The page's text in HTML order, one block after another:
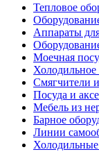
Тепловое
Аппараты
Моечная
Холодильное
Смягчители
Посуда и
Мебель из
Барное
Линии